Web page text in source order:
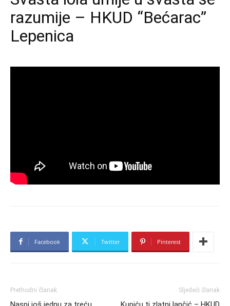
razumije – HKUD “Bećarac”
Lepenica
Facebook Twitter Pinterest
Prethodni članak Sljedeći članak